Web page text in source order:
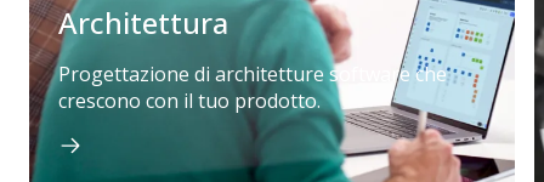
Architettura
Progettazione di architetture software che
crescono con il tuo prodotto.